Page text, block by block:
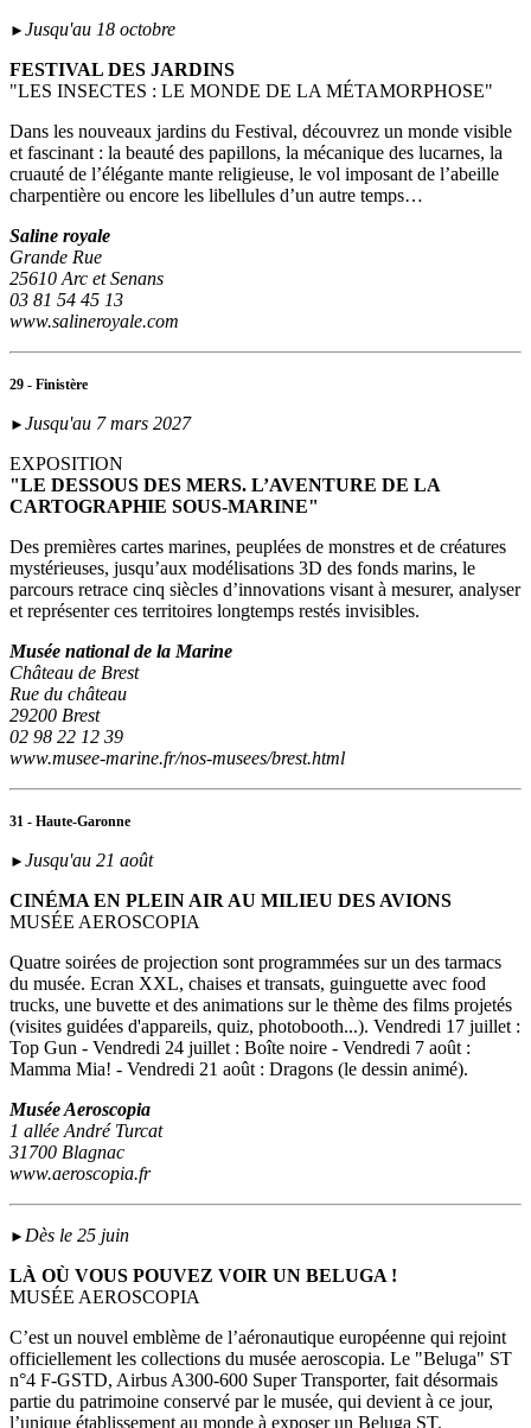
► Jusqu'au 18 octobre
FESTIVAL DES JARDINS
"LES INSECTES : LE MONDE DE LA MÉTAMORPHOSE"
Dans les nouveaux jardins du Festival, découvrez un monde visible
et fascinant : la beauté des papillons, la mécanique des lucarnes, la
cruauté de l’élégante mante religieuse, le vol imposant de l’abeille
charpentière ou encore les libellules d’un autre temps…
Saline royale
Grande Rue
25610 Arc et Senans
03 81 54 45 13
www.salineroyale.com
29 - Finistère
► Jusqu'au 7 mars 2027
EXPOSITION
"LE DESSOUS DES MERS. L’AVENTURE DE LA
CARTOGRAPHIE SOUS-MARINE"
Des premières cartes marines, peuplées de monstres et de créatures
mystérieuses, jusqu’aux modélisations 3D des fonds marins, le
parcours retrace cinq siècles d’innovations visant à mesurer, analyser
et représenter ces territoires longtemps restés invisibles.
Musée national de la Marine
Château de Brest
Rue du château
29200 Brest
02 98 22 12 39
www.musee-marine.fr/nos-musees/brest.html
31 - Haute-Garonne
► Jusqu'au 21 août
CINÉMA EN PLEIN AIR AU MILIEU DES AVIONS
MUSÉE AEROSCOPIA
Quatre soirées de projection sont programmées sur un des tarmacs
du musée. Ecran XXL, chaises et transats, guinguette avec food
trucks, une buvette et des animations sur le thème des films projetés
(visites guidées d'appareils, quiz, photobooth...). Vendredi 17 juillet :
Top Gun - Vendredi 24 juillet : Boîte noire - Vendredi 7 août :
Mamma Mia! - Vendredi 21 août : Dragons (le dessin animé).
Musée Aeroscopia
1 allée André Turcat
31700 Blagnac
www.aeroscopia.fr
► Dès le 25 juin
LÀ OÙ VOUS POUVEZ VOIR UN BELUGA !
MUSÉE AEROSCOPIA
C’est un nouvel emblème de l’aéronautique européenne qui rejoint
officiellement les collections du musée aeroscopia. Le "Beluga" ST
n°4 F-GSTD, Airbus A300-600 Super Transporter, fait désormais
partie du patrimoine conservé par le musée, qui devient à ce jour,
l’unique établissement au monde à exposer un Beluga ST.